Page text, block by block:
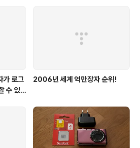
가 로그
수 있
2006년 세계 억만장자 순위!